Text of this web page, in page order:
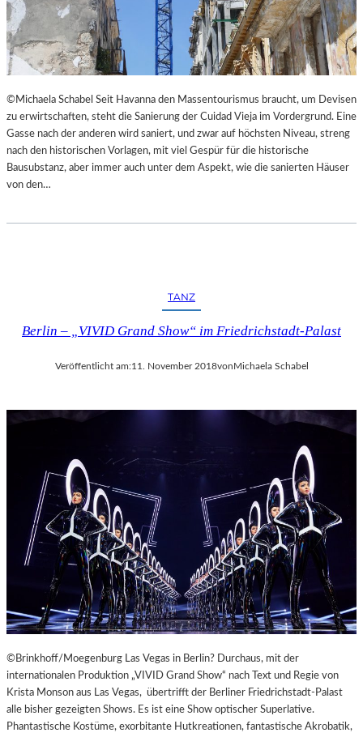
E
S
T
H
E
T
E
R
I
M
L
A
N
E
S
T
H
E
E
E
B
E
©Michaela Schabel Seit Havanna den Massentourismus braucht, um Devisen
zu erwirtschaften, steht die Sanierung der Cuidad Vieja im Vordergrund. Eine
Gasse nach der anderen wird saniert, und zwar auf höchsten Niveau, streng
nach den historischen Vorlagen, mit viel Gespür für die historische
Bausubstanz, aber immer auch unter dem Aspekt, wie die sanierten Häuser
von den…
TANZ
Berlin – „VIVID Grand Show“ im Friedrichstadt-Palast
Veröffentlicht am:11. November 2018vonMichaela Schabel
©Brinkhoff/Moegenburg Las Vegas in Berlin? Durchaus, mit der
internationalen Produktion „VIVID Grand Show“ nach Text und Regie von
Krista Monson aus Las Vegas, übertrifft der Berliner Friedrichstadt-Palast
alle bisher gezeigten Shows. Es ist eine Show optischer Superlative.
Phantastische Kostüme, exorbitante Hutkreationen, fantastische Akrobatik,